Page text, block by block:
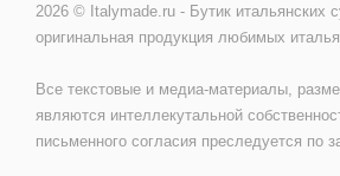
2026 © Italymade.ru - Бутик итальянских
оригинальная продукция любимых
Все текстовые и медиа-материалы,
являются интеллекутальной
письменного согласия преследуется по